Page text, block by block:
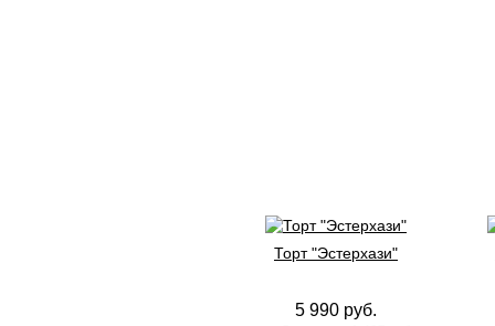
Торт "Эстерхази"
5 990 руб.